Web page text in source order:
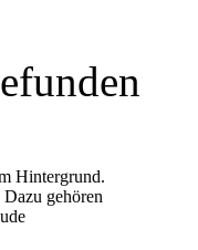
Hintergrund.
gehören